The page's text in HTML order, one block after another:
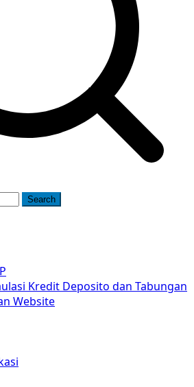
Kredit Deposito dan Tabungan
Website